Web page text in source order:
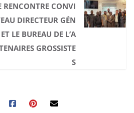
RENCONTRE CONVI
DIRECTEUR GÉN
LE BUREAU DE L’A
GROSSISTE
S